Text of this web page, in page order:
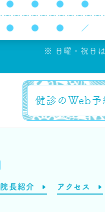
● ● ● ●
● ● ● ／
※ 日曜・祝日
健診のWeb予
院長紹介 アクセス